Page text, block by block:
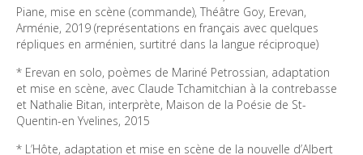
Piane, mise en scène (commande), Théâtre Goy, Erevan,
Arménie, 2019 (représentations en français avec quelques
répliques en arménien, surtitré dans la langue réciproque)
* Erevan en solo, poèmes de Mariné Petrossian, adaptation
et mise en scène, avec Claude Tchamitchian à la contrebasse
et Nathalie Bitan, interprète, Maison de la Poésie de St-
Quentin-en Yvelines, 2015
* L’Hôte, adaptation et mise en scène de la nouvelle d’Albert